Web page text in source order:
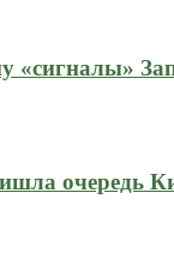
«сигналы»
очередь